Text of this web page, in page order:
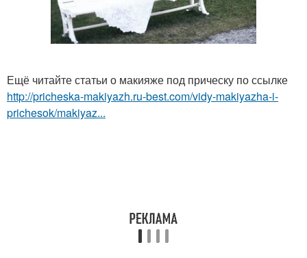
Ещё читайте статьи о макияже под прическу по ссылке
http://pricheska-makiyazh.ru-best.com/vidy-makiyazha-i-
prichesok/makiyaz...